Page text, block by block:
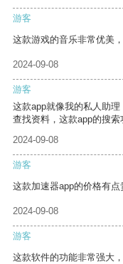
游客
这款游戏的音乐非常优美
2024-09-08
游客
这款app就像我的私人助
查找资料，这款app的搜索
2024-09-08
游客
这款加速器app的价格有点
2024-09-08
游客
这款软件的功能非常强大